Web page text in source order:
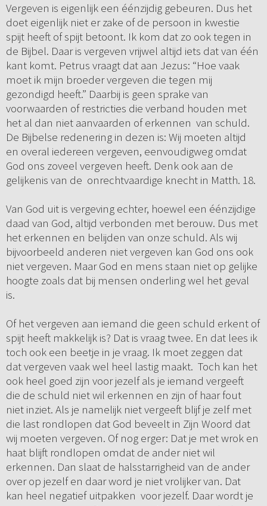
Vergeven is eigenlijk een éénzijdig gebeuren. Dus het
doet eigenlijk niet er zake of de persoon in kwestie
spijt heeft of spijt betoont. Ik kom dat zo ook tegen in
de Bijbel. Daar is vergeven vrijwel altijd iets dat van één
kant komt. Petrus vraagt dat aan Jezus: “Hoe vaak
moet ik mijn broeder vergeven die tegen mij
gezondigd heeft.” Daarbij is geen sprake van
voorwaarden of restricties die verband houden met
het al dan niet aanvaarden of erkennen van schuld.
De Bijbelse redenering in dezen is: Wij moeten altijd
en overal iedereen vergeven, eenvoudigweg omdat
God ons zoveel vergeven heeft. Denk ook aan de
gelijkenis van de onrechtvaardige knecht in Matth. 18.
Van God uit is vergeving echter, hoewel een éénzijdige
daad van God, altijd verbonden met berouw. Dus met
het erkennen en belijden van onze schuld. Als wij
bijvoorbeeld anderen niet vergeven kan God ons ook
niet vergeven. Maar God en mens staan niet op gelijke
hoogte zoals dat bij mensen onderling wel het geval
is.
Of het vergeven aan iemand die geen schuld erkent of
spijt heeft makkelijk is? Dat is vraag twee. En dat lees ik
toch ook een beetje in je vraag. Ik moet zeggen dat
dat vergeven vaak wel heel lastig maakt. Toch kan het
ook heel goed zijn voor jezelf als je iemand vergeeft
die de schuld niet wil erkennen en zijn of haar fout
niet inziet. Als je namelijk niet vergeeft blijf je zelf met
die last rondlopen dat God beveelt in Zijn Woord dat
wij moeten vergeven. Of nog erger: Dat je met wrok en
haat blijft rondlopen omdat de ander niet wil
erkennen. Dan slaat de halsstarrigheid van de ander
over op jezelf en daar word je niet vrolijker van. Dat
kan heel negatief uitpakken voor jezelf. Daar wordt je